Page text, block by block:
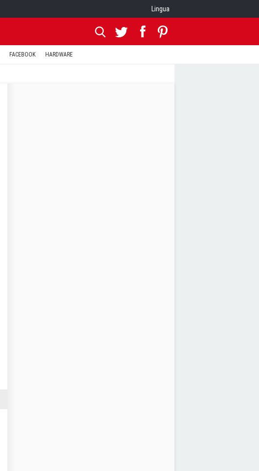
Lingua
FACEBOOK HARDWARE